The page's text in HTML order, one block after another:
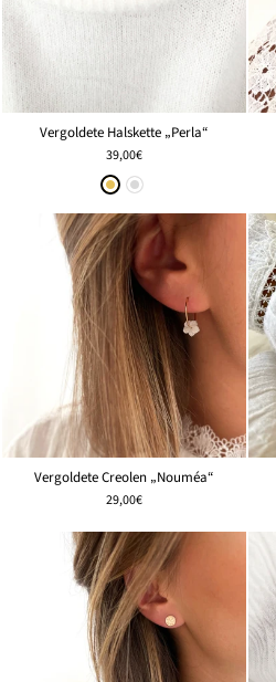
Vergoldete Halskette „Perla“
39,00€
Vergoldete Creolen „Nouméa“
29,00€